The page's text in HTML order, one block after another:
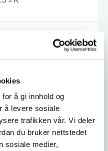
å gi innhold og
å levere sosiale
trafikken vår. Vi deler
du bruker nettstedet
sosiale medier,
x 1,445 mm x 780 mm
min